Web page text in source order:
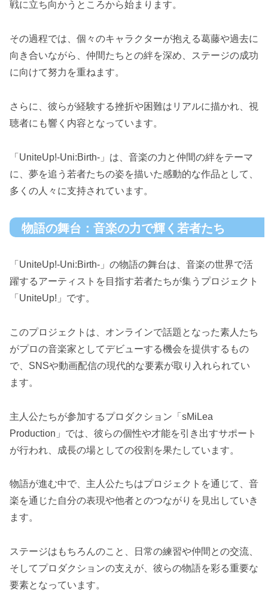
戦に立ち向かうところから始まります。
その過程では、個々のキャラクターが抱える葛藤や過去に
向き合いながら、仲間たちとの絆を深め、ステージの成功
に向けて努力を重ねます。
さらに、彼らが経験する挫折や困難はリアルに描かれ、視
聴者にも響く内容となっています。
「UniteUp!-Uni:Birth-」は、音楽の力と仲間の絆をテーマ
に、夢を追う若者たちの姿を描いた感動的な作品として、
多くの人々に支持されています。
物語の舞台：音楽の力で輝く若者たち
「UniteUp!-Uni:Birth-」の物語の舞台は、音楽の世界で活
躍するアーティストを目指す若者たちが集うプロジェクト
「UniteUp!」です。
このプロジェクトは、オンラインで話題となった素人たち
がプロの音楽家としてデビューする機会を提供するもの
で、SNSや動画配信の現代的な要素が取り入れられてい
ます。
主人公たちが参加するプロダクション「sMiLea
Production」では、彼らの個性や才能を引き出すサポート
が行われ、成長の場としての役割を果たしています。
物語が進む中で、主人公たちはプロジェクトを通じて、音
楽を通じた自分の表現や他者とのつながりを見出していき
ます。
ステージはもちろんのこと、日常の練習や仲間との交流、
そしてプロダクションの支えが、彼らの物語を彩る重要な
要素となっています。